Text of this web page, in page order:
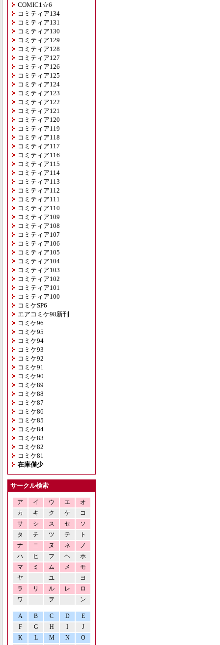
COMIC1☆6
コミティア134
コミティア131
コミティア130
コミティア129
コミティア128
コミティア127
コミティア126
コミティア125
コミティア124
コミティア123
コミティア122
コミティア121
コミティア120
コミティア119
コミティア118
コミティア117
コミティア116
コミティア115
コミティア114
コミティア113
コミティア112
コミティア111
コミティア110
コミティア109
コミティア108
コミティア107
コミティア106
コミティア105
コミティア104
コミティア103
コミティア102
コミティア101
コミティア100
コミケSP6
エアコミケ98新刊
コミケ96
コミケ95
コミケ94
コミケ93
コミケ92
コミケ91
コミケ90
コミケ89
コミケ88
コミケ87
コミケ86
コミケ85
コミケ84
コミケ83
コミケ82
コミケ81
在庫僅少
サークル検索
ア イ ウ エ
オ
カ
キ ク ケ
コ
サ
シ ス セ
ソ
タ
チ ツ テ
ト
ナ
ニ ヌ ネ
ノ
ハ
ヒ フ ヘ
ホ
マ
ミ ム メ
モ
ヤ
ユ
ヨ
ラ
リ ル レ
ロ
ワ
ヲ ン
A B C D
E
F
G H I
J
K
L M N O